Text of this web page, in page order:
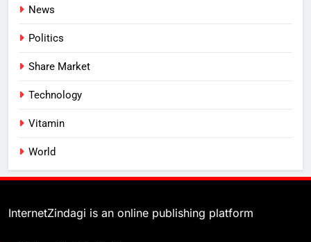
News
Politics
Share Market
Technology
Vitamin
World
InternetZindagi is an online publishing platform